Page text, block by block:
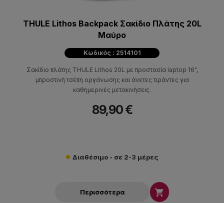
THULE Lithos Backpack Σακίδιο Πλάτης 20L
Μαύρο
Κωδικός : 2514101
Σακίδιο πλάτης THULE Lithos 20L με προστασία laptop 16",
μπροστινή τσέπη οργάνωσης και άνετες τιράντες για
καθημερινές μετακινήσεις.
89,90 €
Διαθέσιμο - σε 2-3 μέρες
Περισσότερα 